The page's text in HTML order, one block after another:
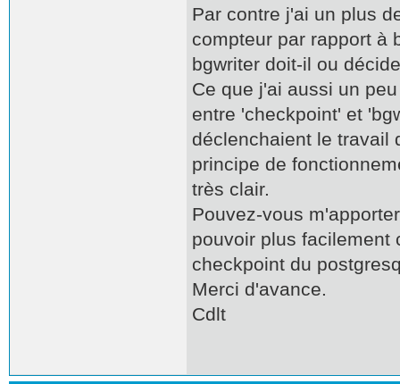
Par contre j'ai un plus
compteur par rapport à
bgwriter doit-il ou
Ce que j'ai aussi un
entre 'checkpoint' et
déclenchaient le travail
principe de
très clair.
Pouvez-vous
pouvoir plus facilement
checkpoint du
Merci d'avance.
Cdlt